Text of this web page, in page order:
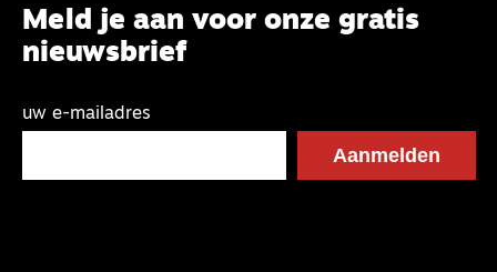
Meld je aan voor onze gratis
nieuwsbrief
uw e-mailadres